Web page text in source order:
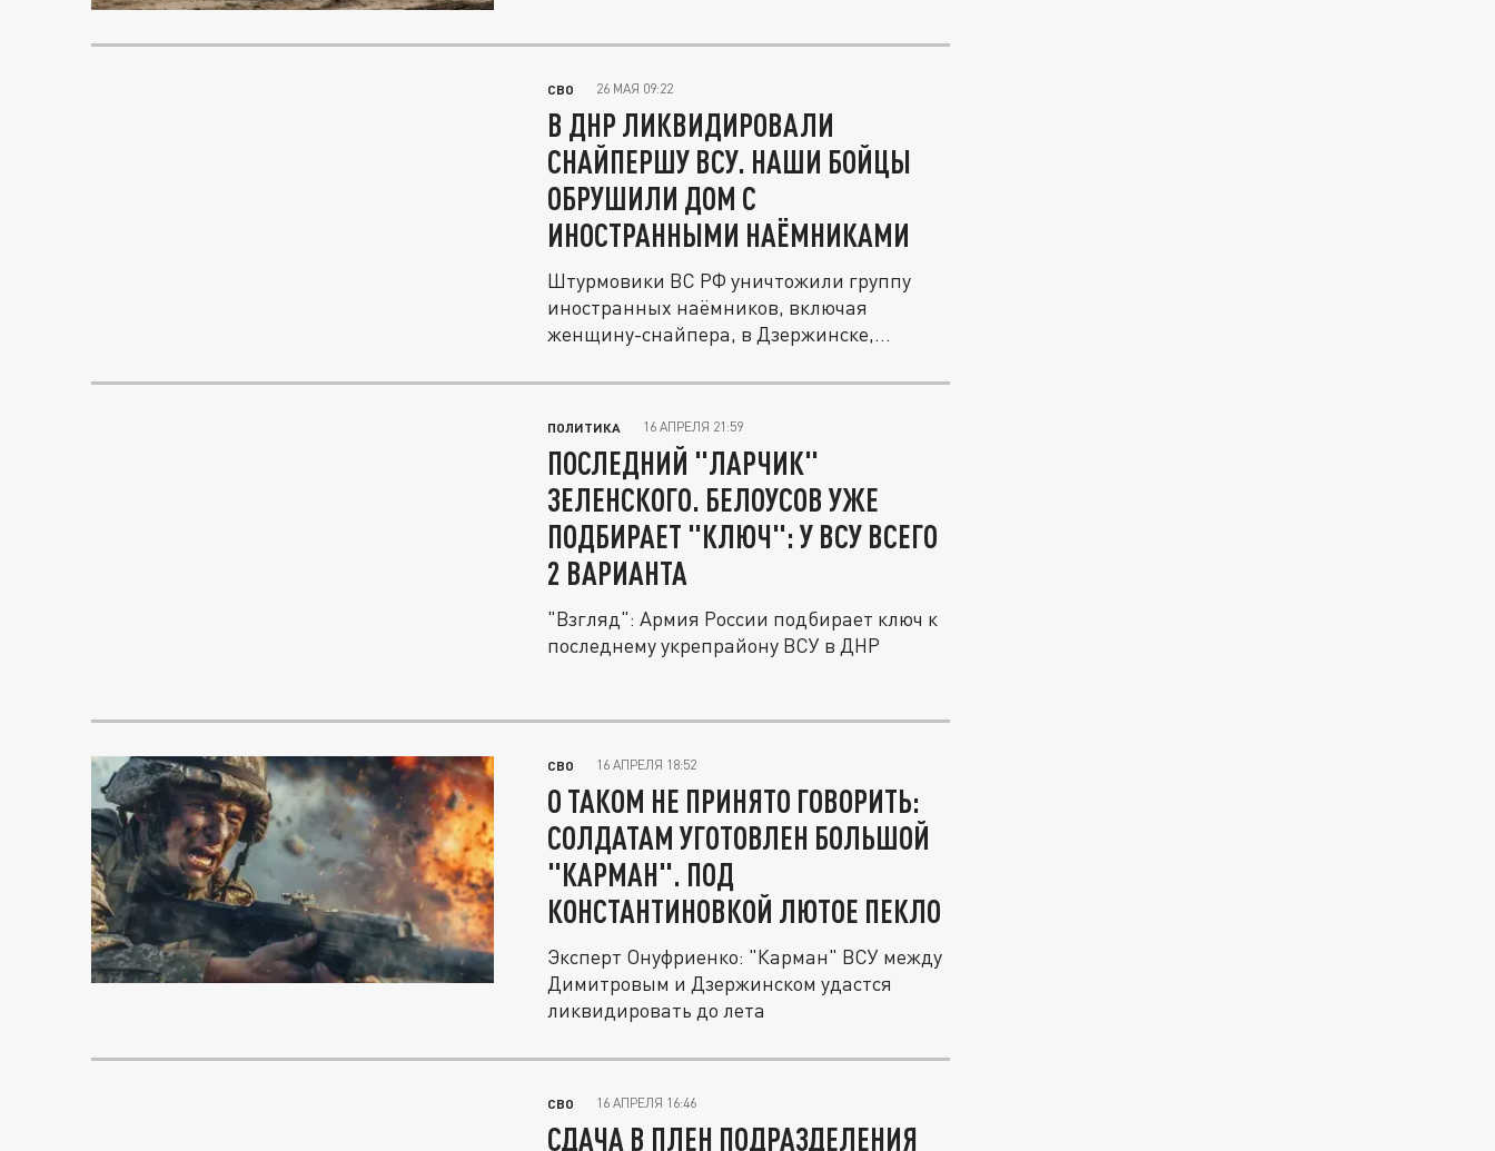
СВО 26 МАЯ 09:22
В ДНР ЛИКВИДИРОВАЛИ
СНАЙПЕРШУ ВСУ. НАШИ БОЙЦЫ
ОБРУШИЛИ ДОМ С
ИНОСТРАННЫМИ НАЁМНИКАМИ
Штурмовики ВС РФ уничтожили группу
иностранных наёмников, включая
женщину-снайпера, в Дзержинске,
ПОЛИТИКА 16 АПРЕЛЯ 21:59
ПОСЛЕДНИЙ "ЛАРЧИК"
ЗЕЛЕНСКОГО. БЕЛОУСОВ УЖЕ
ПОДБИРАЕТ "КЛЮЧ": У ВСУ ВСЕГО
2 ВАРИАНТА
"Взгляд": Армия России подбирает ключ к
последнему укрепрайону ВСУ в ДНР
СВО 16 АПРЕЛЯ 18:52
О ТАКОМ НЕ ПРИНЯТО ГОВОРИТЬ:
СОЛДАТАМ УГОТОВЛЕН БОЛЬШОЙ
"КАРМАН". ПОД
КОНСТАНТИНОВКОЙ ЛЮТОЕ ПЕКЛО
Эксперт Онуфриенко: "Карман" ВСУ между
Димитровым и Дзержинском удастся
ликвидировать до лета
СВО 16 АПРЕЛЯ 16:46
СДАЧА В ПЛЕН ПОДРАЗДЕЛЕНИЯ